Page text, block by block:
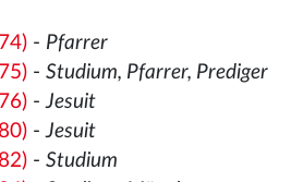
- Pfarrer
- Studium, Pfarrer, Prediger
-Jesuit
-Jesuit
- Studium